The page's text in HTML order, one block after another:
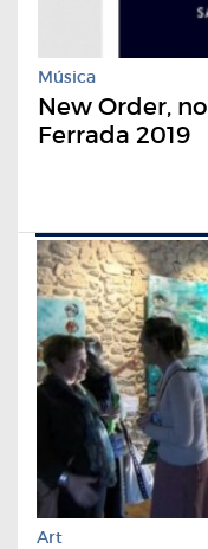
Música
New Order,
Ferrada 2019
Art